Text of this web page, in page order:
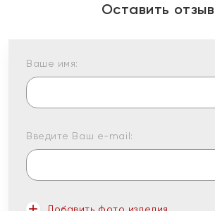
Оставить отзыв
Ваше имя:
Введите Ваш e-mail: